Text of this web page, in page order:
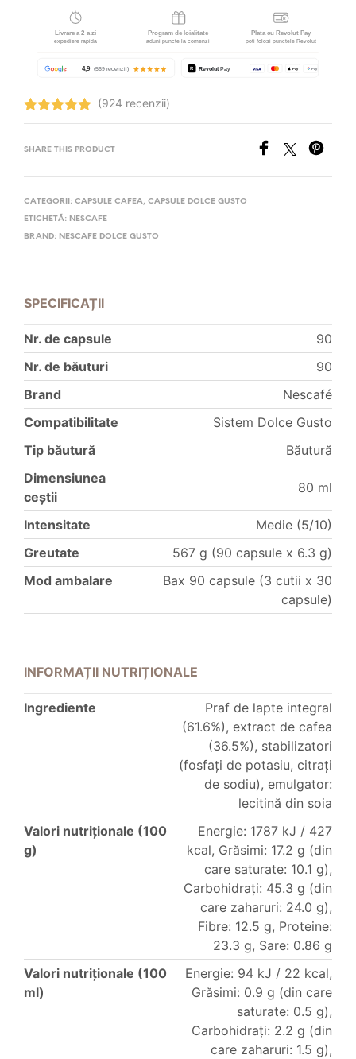
Evaluat la
din 5
(924 recenzii)
SHARE THIS PRODUCT
CATEGORII: CAPSULE CAFEA, CAPSULE DOLCE GUSTO
ETICHETĂ: NESCAFE
BRAND: NESCAFE DOLCE GUSTO
SPECIFICAȚII
Nr. de capsule
90
Nr. de băuturi
90
Brand
Nescafé
Compatibilitate
Sistem Dolce Gusto
Tip băutură
Băutură
Dimensiunea
ceștii
80 ml
Intensitate
Medie (5/10)
Greutate
567 g (90 capsule x 6.3 g)
Mod ambalare
Bax 90 capsule (3 cutii x 30
capsule)
INFORMAȚII NUTRIȚIONALE
Ingrediente
Praf de lapte integral
(61.6%), extract de cafea
(36.5%), stabilizatori
(fosfați de potasiu, citrați
de sodiu), emulgator:
lecitină din soia
Valori nutriționale (100
g)
Energie: 1787 kJ / 427
kcal, Grăsimi: 17.2 g (din
care saturate: 10.1 g),
Carbohidrați: 45.3 g (din
care zaharuri: 24.0 g),
Fibre: 12.5 g, Proteine:
23.3 g, Sare: 0.86 g
Valori nutriționale (100
ml)
Energie: 94 kJ / 22 kcal,
Grăsimi: 0.9 g (din care
saturate: 0.5 g),
Carbohidrați: 2.2 g (din
care zaharuri: 1.5 g),